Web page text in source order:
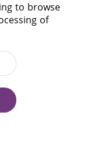
to browse
of